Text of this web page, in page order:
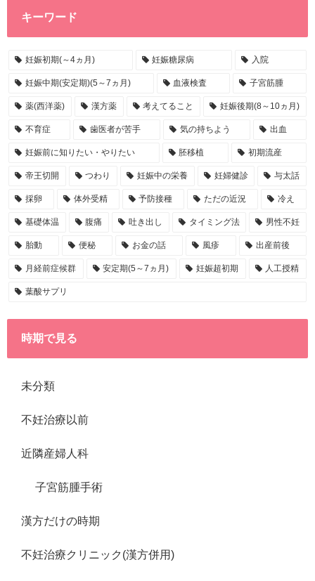
キーワード
妊娠初期(～4ヵ月) 妊娠糖尿病 入院
妊娠中期(安定期)(5～7ヵ月) 血液検査 子宮筋腫
薬(西洋薬) 漢方薬 考えてること 妊娠後期(8～10ヵ月)
不育症 歯医者が苦手 気の持ちよう 出血
妊娠前に知りたい・やりたい 胚移植 初期流産
帝王切開 つわり 妊娠中の栄養 妊婦健診 与太話
採卵 体外受精 予防接種 ただの近況 冷え
基礎体温 腹痛 吐き出し タイミング法 男性不妊
胎動 便秘 お金の話 風疹 出産前後
月経前症候群 安定期(5～7ヵ月) 妊娠超初期 人工授精
葉酸サプリ
時期で見る
未分類
不妊治療以前
近隣産婦人科
子宮筋腫手術
漢方だけの時期
不妊治療クリニック(漢方併用)